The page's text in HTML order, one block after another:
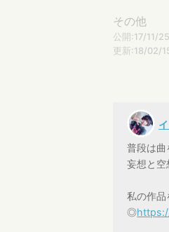
その他
公開:17/11/
更新:18/02/
普段は曲
妄想と空
私の作品
◎